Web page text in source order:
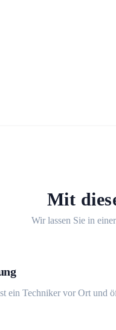
Mit
Wir lassen Sie in
ein Techniker vor Ort und